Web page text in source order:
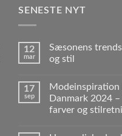
SENESTE NYT
12
mar
Sæsonens
og stil
17
sep
Modeinspiration
Danmark 2024 –
farver og